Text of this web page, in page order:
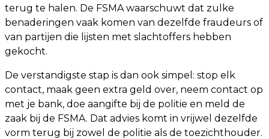
terug te halen. De FSMA waarschuwt dat zulke
benaderingen vaak komen van dezelfde fraudeurs of
van partijen die lijsten met slachtoffers hebben
gekocht.
De verstandigste stap is dan ook simpel: stop elk
contact, maak geen extra geld over, neem contact op
met je bank, doe aangifte bij de politie en meld de
zaak bij de FSMA. Dat advies komt in vrijwel dezelfde
vorm terug bij zowel de politie als de toezichthouder.